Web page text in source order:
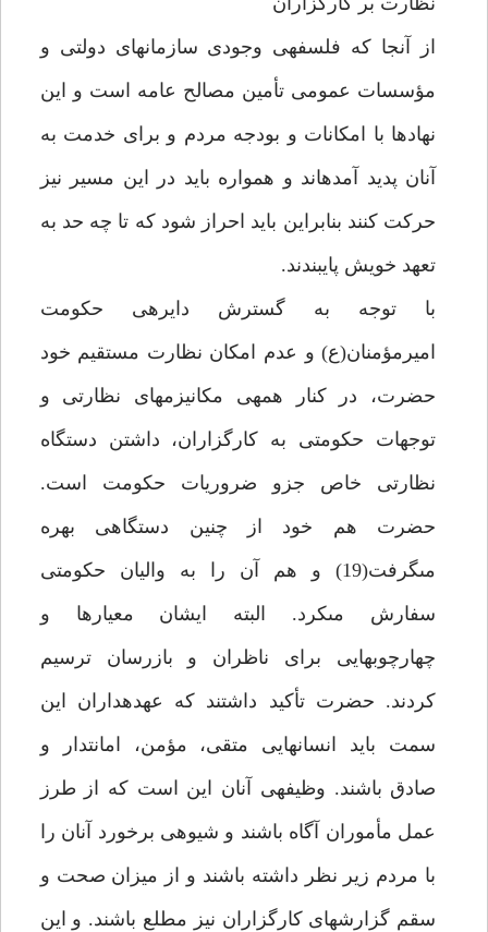
از آن‏جا كه فلسفه‏ى وجودى سازمان‏هاى دولتى و
مؤسسات عمومى تأمين مصالح عامه است و اين
نهادها با امكانات و بودجه مردم و براى خدمت به
آنان پديد آمده‏اند و همواره بايد در اين مسير نيز
حركت كنند بنابراين بايد احراز شود كه تا چه حد به
تعهد خويش پايبندند.
با توجه به گسترش دايره‏ى حكومت
اميرمؤمنان(ع) و عدم امكان نظارت مستقيم خود
حضرت، در كنار همه‏ى مكانيزم‏هاى نظارتى و
توجهات حكومتى به كارگزاران، داشتن دستگاه
نظارتى خاص جزو ضروريات حكومت است.
حضرت هم خود از چنين دستگاهى بهره
مى‏گرفت(19) و هم آن را به واليان حكومتى
سفارش مى‏كرد. البته ايشان معيارها و
چهارچوب‏هايى براى ناظران و بازرسان ترسيم
كردند. حضرت تأكيد داشتند كه عهده‏داران اين
سمت بايد انسان‏هايى متقى، مؤمن، امانتدار و
صادق باشند. وظيفه‏ى آنان اين است كه از طرز
عمل مأموران آگاه باشند و شيوه‏ى برخورد آنان را
با مردم زير نظر داشته باشند و از ميزان صحت و
سقم گزارش‏هاى كارگزاران نيز مطلع باشند. و اين